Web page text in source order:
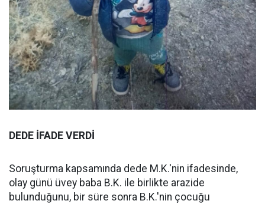
DEDE İFADE VERDİ
Soruşturma kapsamında dede M.K.'nin ifadesinde,
olay günü üvey baba B.K. ile birlikte arazide
bulunduğunu, bir süre sonra B.K.'nin çocuğu